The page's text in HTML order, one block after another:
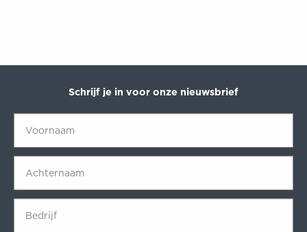
Schrijf je in voor onze nieuwsbrief